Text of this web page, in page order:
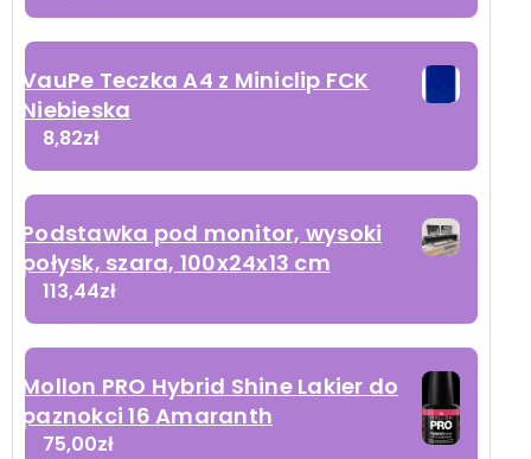
VauPe Teczka A4 z Miniclip FCK
Niebieska
8,82zł
Podstawka pod monitor, wysoki
połysk, szara, 100x24x13 cm
113,44zł
Mollon PRO Hybrid Shine Lakier do
paznokci 16 Amaranth
75,00zł